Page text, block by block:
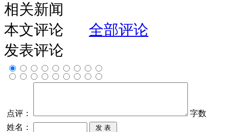
相关新闻
本文评论
全部评论
发表评论
点评：
字数
姓名：